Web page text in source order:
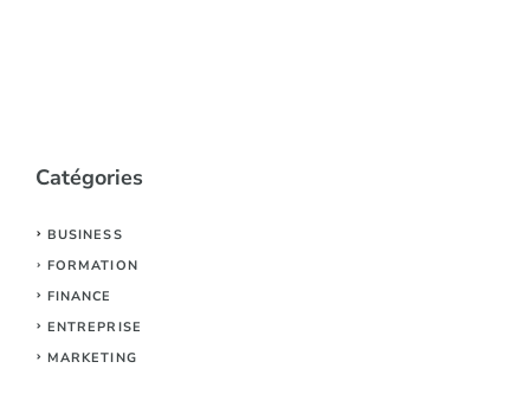
Catégories
BUSINESS
FORMATION
FINANCE
ENTREPRISE
MARKETING